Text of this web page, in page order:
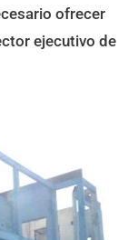
ofrecer
ejecutivo de